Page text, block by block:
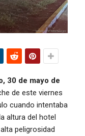
30 de mayo de
de este viernes
cuando intentaba
altura del hotel
peligrosidad